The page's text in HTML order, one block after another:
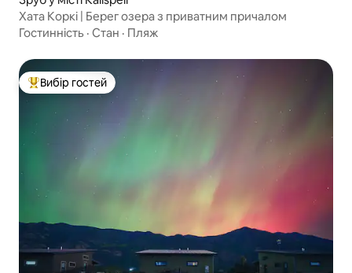
Хата Коркі | Берег озера з приватним причалом
Гостинність · Стан · Пляж
Топ вибір гостей
Вибір гостей